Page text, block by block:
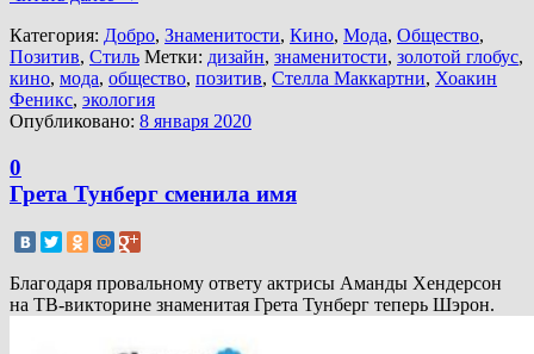
Категория: Добро, Знаменитости, Кино, Мода, Общество,
Позитив, Стиль Метки: дизайн, знаменитости, золотой глобус,
кино, мода, общество, позитив, Стелла Маккартни, Хоакин
Феникс, экология
Опубликовано: 8 января 2020
0
Грета Тунберг сменила имя
Благодаря провальному ответу актрисы Аманды Хендерсон
на ТВ-викторине знаменитая Грета Тунберг теперь Шэрон.